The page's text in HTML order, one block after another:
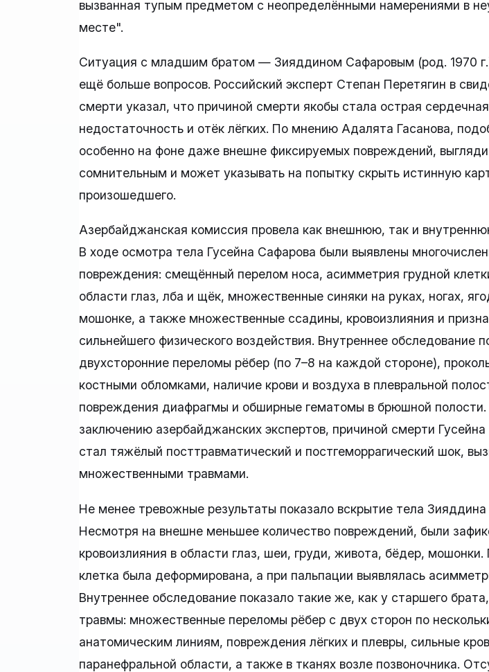
вызванная тупым предметом с неопределёнными намерениями в
месте".
Ситуация с младшим братом — Зияддином Сафаровым (род. 1970
ещё больше вопросов. Российский эксперт Степан Перетягин в
смерти указал, что причиной смерти якобы стала острая сердечная
недостаточность и отёк лёгких. По мнению Адалята Гасанова,
особенно на фоне даже внешне фиксируемых повреждений,
сомнительным и может указывать на попытку скрыть истинную
произошедшего.
Азербайджанская комиссия провела как внешнюю, так и
В ходе осмотра тела Гусейна Сафарова были выявлены
повреждения: смещённый перелом носа, асимметрия грудной
области глаз, лба и щёк, множественные синяки на руках, ногах,
мошонке, а также множественные ссадины, кровоизлияния и
сильнейшего физического воздействия. Внутреннее обследование
двухсторонние переломы рёбер (по 7–8 на каждой стороне),
костными обломками, наличие крови и воздуха в плевральной
повреждения диафрагмы и обширные гематомы в брюшной
заключению азербайджанских экспертов, причиной смерти
стал тяжёлый посттравматический и постгеморрагический шок,
множественными травмами.
Не менее тревожные результаты показало вскрытие тела
Несмотря на внешне меньшее количество повреждений, были
кровоизлияния в области глаз, шеи, груди, живота, бёдер, мошонки.
клетка была деформирована, а при пальпации выявлялась
Внутреннее обследование показало такие же, как у старшего
травмы: множественные переломы рёбер с двух сторон по
анатомическим линиям, повреждения лёгких и плевры, сильные
паранефральной области, а также в тканях возле позвоночника.